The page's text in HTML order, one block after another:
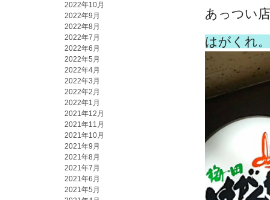
あっつい
はがくれ。
2022年10月
2022年9月
2022年8月
2022年7月
2022年6月
2022年5月
2022年4月
2022年3月
2022年2月
2022年1月
2021年12月
2021年11月
2021年10月
2021年9月
2021年8月
2021年7月
2021年6月
2021年5月